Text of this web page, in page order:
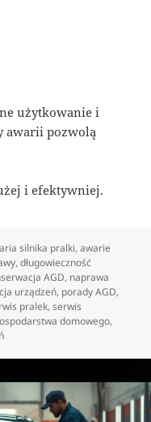
użytkowanie i
awarii pozwolą
i efektywniej.
silnika pralki,awarie
,długowieczność
AGD, naprawa
urządzeń, porady AGD,
pralek,serwis
domowego,